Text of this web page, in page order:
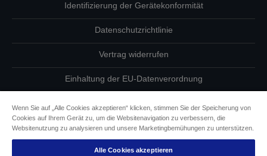
Identifizierung der Gerätekonformität
Datenschutzrichtlinie
Vertrag widerrufen
Einhaltung der EU-Datenverordnung
Informationen zu Cookies
Epson Engagement für Barrierefreiheit
Wenn Sie auf „Alle Cookies akzeptieren“ klicken, stimmen Sie der Speicherung von
Cookies auf Ihrem Gerät zu, um die Websitenavigation zu verbessern, die
Websitenutzung zu analysieren und unsere Marketingbemühungen zu unterstützen.
Alle Cookies akzeptieren